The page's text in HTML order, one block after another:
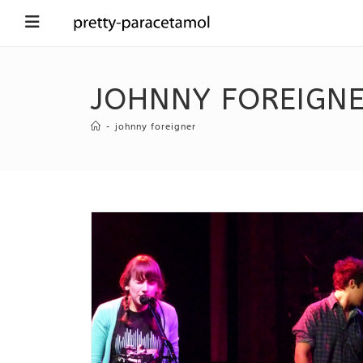
JOHNNY
- johnny foreigner